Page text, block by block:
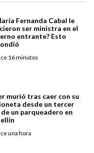
Fernanda Cabal le
ser ministra en el
entrante? Esto
16 minutos
murió tras caer con su
desde un tercer
un parqueadero en
una hora